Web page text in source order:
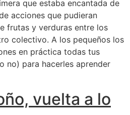
que estaba encantada de
acciones que pudieran
frutas y verduras entre los
colectivo. A los pequeños los
en práctica todas tus
no) para hacerles aprender
vuelta a lo